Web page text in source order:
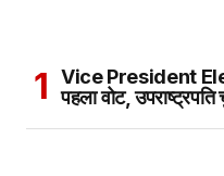
Vice President
पहला वोट,